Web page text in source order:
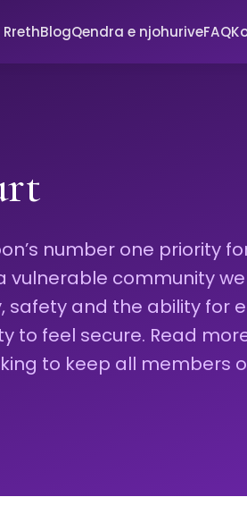
RrethBlogQendra e njohuriveFAQ
number one priority
vulnerable community
safety and the ability for
to feel secure. Read
to keep all members